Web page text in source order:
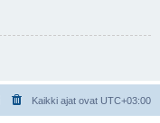
Kaikki ajat ovat UTC+03:00